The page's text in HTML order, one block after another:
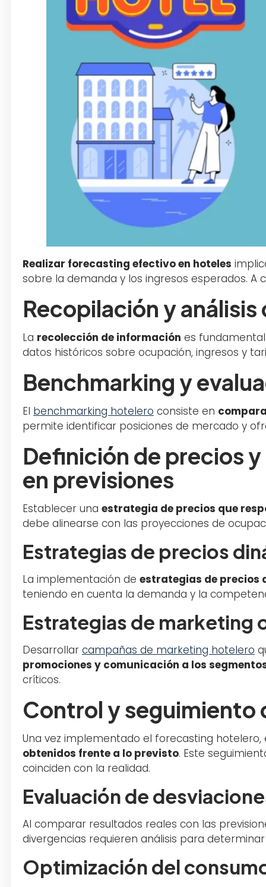
Realizar forecasting efectivo en hoteles
sobre la demanda y los ingresos esperados.
Recopilación y
La recolección de información es
datos históricos sobre ocupación, ingresos y
Benchmarking y
El benchmarking hotelero consiste en
permite identificar posiciones de mercado y
Definición de precios
en previsiones
Establecer una estrategia de precios que
debe alinearse con las proyecciones de
Estrategias de precios
La implementación de estrategias de precios
teniendo en cuenta la demanda y la
Estrategias de marketing
Desarrollar campañas de marketing hotelero
promociones y comunicación a los
críticos.
Control y seguimiento
Una vez implementado el forecasting
obtenidos frente a lo previsto. Este
coinciden con la realidad.
Evaluación de
Al comparar resultados reales con las
divergencias requieren análisis para
Optimización del